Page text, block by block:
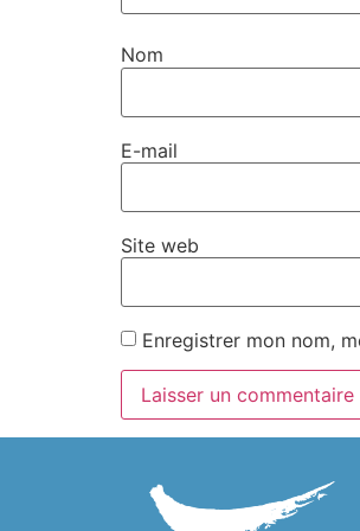
Nom
E-mail
Site web
Enregistrer mon nom,